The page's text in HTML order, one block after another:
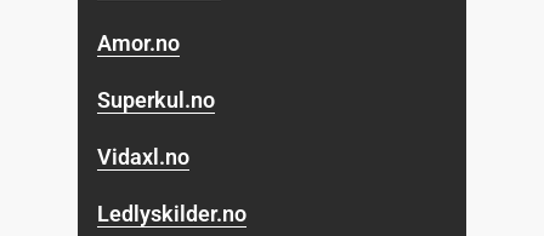
Amor.no
Superkul.no
Vidaxl.no
Ledlyskilder.no